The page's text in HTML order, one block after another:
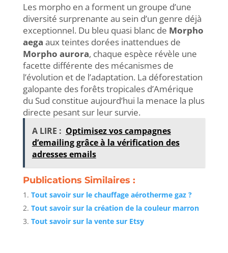
Les morpho en a forment un groupe d’une
diversité surprenante au sein d’un genre déjà
exceptionnel. Du bleu quasi blanc de Morpho
aega aux teintes dorées inattendues de
Morpho aurora, chaque espèce révèle une
facette différente des mécanismes de
l’évolution et de l’adaptation. La déforestation
galopante des forêts tropicales d’Amérique
du Sud constitue aujourd’hui la menace la plus
directe pesant sur leur survie.
A LIRE : Optimisez vos campagnes
d’emailing grâce à la vérification des
adresses emails
Publications Similaires :
Tout savoir sur le chauffage aérotherme gaz ?
Tout savoir sur la création de la couleur marron
Tout savoir sur la vente sur Etsy